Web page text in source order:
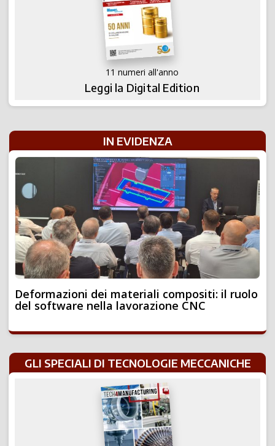
11 numeri all'anno
Leggi la Digital Edition
IN EVIDENZA
Deformazioni dei materiali compositi: il ruolo
del software nella lavorazione CNC
GLI SPECIALI DI TECNOLOGIE MECCANICHE